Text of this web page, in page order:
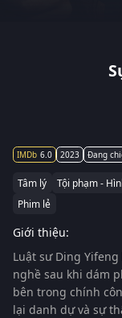
6.0 2023 Đang
Tâm lý Tội phạm -
Phim lẻ
Giới thiệu:
Luật sư Ding
nghề sau khi dám
bên trong chính
lại danh dự và sự